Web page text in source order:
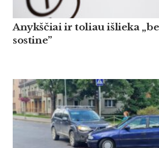
Anykščiai ir toliau išlieka
sostine”